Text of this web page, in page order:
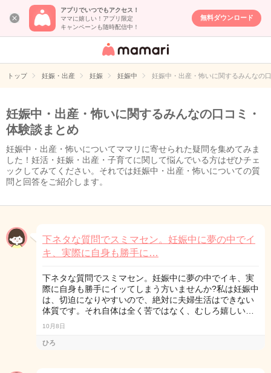
アプリでいつでもアクセス！
ママに嬉しい！アプリ限定
キャンペーンも随時配信中！
無料ダウンロード
女性専用匿名QA
イト
トップ 妊娠・出産 妊娠 妊娠中 妊娠中・出産・怖いに関するみんなの
妊娠中・出産・怖いに関するみんなの口コミ・
体験談まとめ
妊娠中・出産・怖いについてママリに寄せられた疑問を集めてみま
した！妊活・妊娠・出産・子育てに関して悩んでいる方はぜひチェ
ックしてみてください。それでは妊娠中・出産・怖いについての質
問と回答をご紹介します。
下ネタな質問でスミマセン。妊娠中に夢の中でイ
キ、実際に自身も勝手に…
下ネタな質問でスミマセン。妊娠中に夢の中でイキ、実
際に自身も勝手にイッてしまう方いませんか?私は妊娠中
は、切迫になりやすいので、絶対に夫婦生活はできない
体質です。それ自体は全く苦ではなく、むしろ嬉しい…
10月8日
ひろ